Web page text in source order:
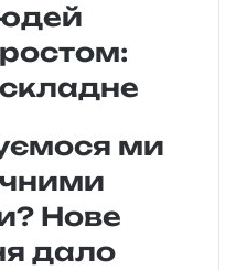
ми
Нове
дало